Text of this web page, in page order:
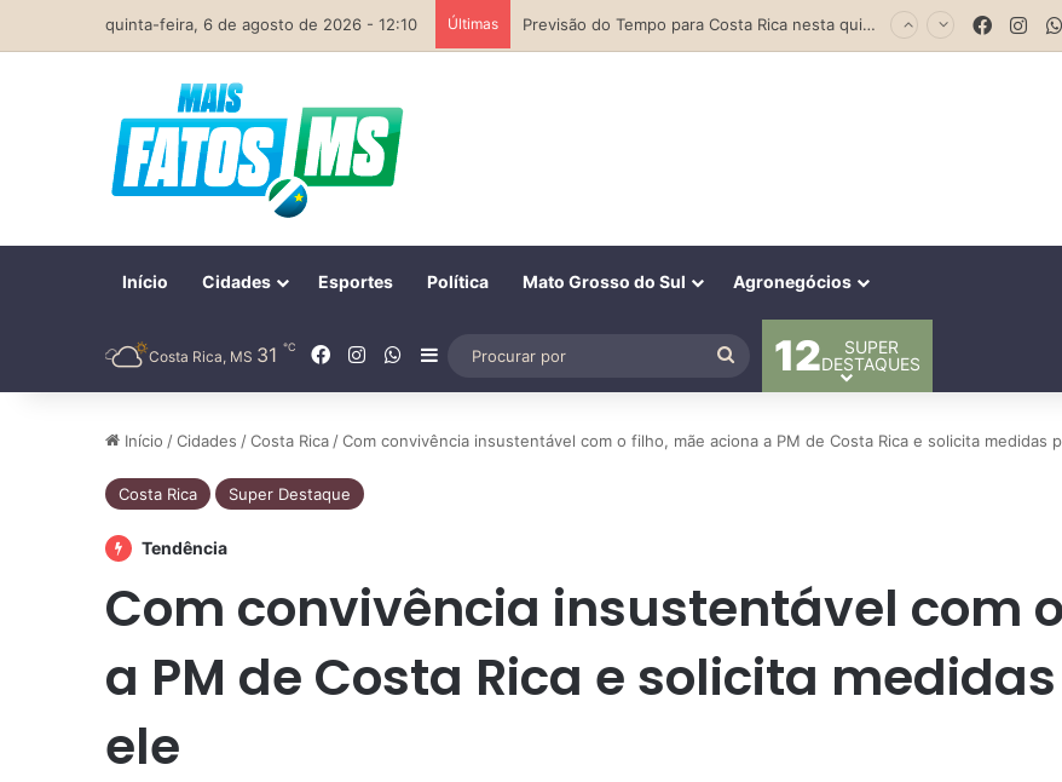
quinta-feira, 6 de agosto de 2026 - 12:10 Últimas Parceria entre Costa Rica e Alcinópolis entrega ponte de concreto e fortalece infraestrutura na região das lavouras do Engano
Início Cidades Esportes Política Mato Grosso do Sul Agronegócios
Costa Rica, MS 31 ℃ Facebook
InstagramWhatsApp
Barra Lateral
Procurar
por
12
SUPER
DESTAQUES
Início /Cidades /Costa Rica /Com convivência insustentável com o filho, mãe aciona a PM de Costa Rica e solicita medidas
Costa Rica Super Destaque
Tendência
Com convivência insustentável com
a PM de Costa Rica e solicita
ele